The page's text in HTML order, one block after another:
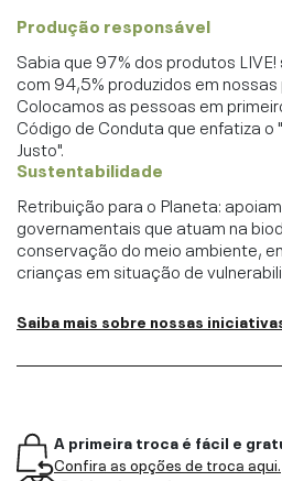
Produção responsável
Sabia que 97% dos produtos
com 94,5% produzidos em
Colocamos as pessoas em
Código de Conduta que enfatiza o
Justo".
Sustentabilidade
Retribuição para o Planeta:
governamentais que atuam na
conservação do meio ambiente,
crianças em situação de
Saiba mais sobre nossas
A primeira troca é fácil e
Confira as opções de troca aqui.